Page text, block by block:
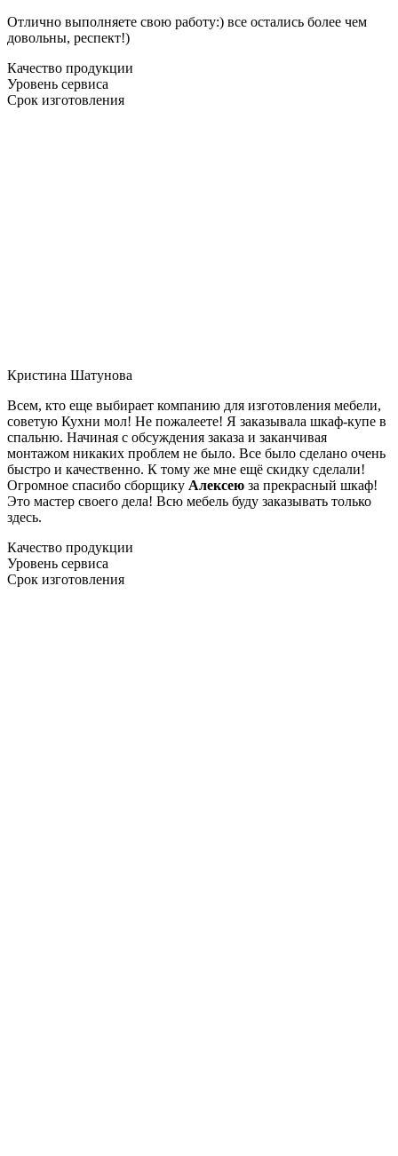
Отлично выполняете свою работу:) все остались более чем
довольны, респект!)
Качество продукции
Уровень сервиса
Срок изготовления
Кристина Шатунова
Всем, кто еще выбирает компанию для изготовления мебели,
советую Кухни мол! Не пожалеете! Я заказывала шкаф-купе в
спальню. Начиная с обсуждения заказа и заканчивая
монтажом никаких проблем не было. Все было сделано очень
быстро и качественно. К тому же мне ещё скидку сделали!
Огромное спасибо сборщику Алексею за прекрасный шкаф!
Это мастер своего дела! Всю мебель буду заказывать только
здесь.
Качество продукции
Уровень сервиса
Срок изготовления